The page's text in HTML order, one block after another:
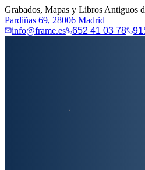
Grabados, Mapas y Libros Antiguos
Pardiñas 69, 28006 Madrid
info@frame.es
652 41 03 78